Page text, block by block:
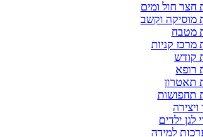
חצר חול ומים
מוסיקה וקשב
מטבח
מרכז קניות
קודש
רופא
תאטרון
תחפושות
ויצירה
לגן ילדים
למידה